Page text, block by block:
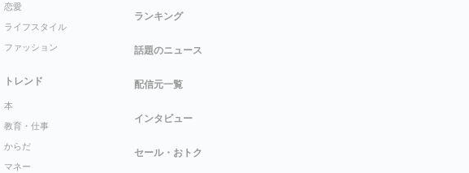
恋愛
ライフスタイル
ファッション
トレンド
本
教育・仕事
からだ
マネー
ランキング
話題のニュース
配信元一覧
インタビュー
セール・おトク